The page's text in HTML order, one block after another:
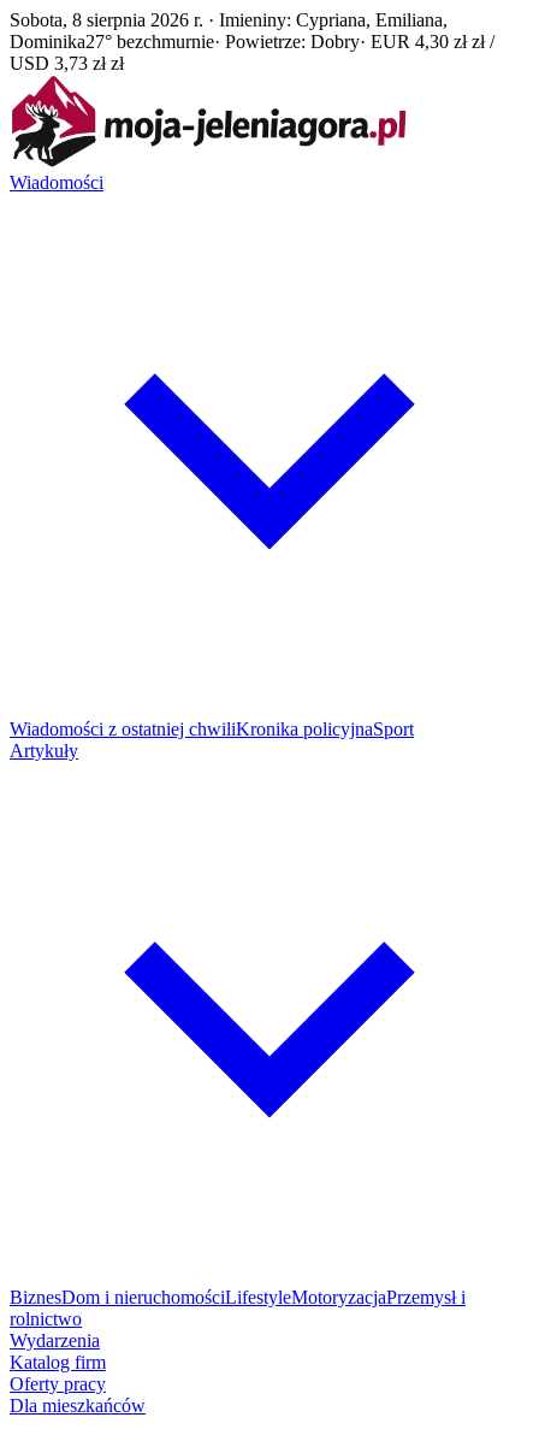
Sobota, 8 sierpnia 2026 r. · Imieniny: Cypriana, Emiliana,
Dominika27° bezchmurnie· Powietrze: Dobry· EUR 4,30 zł zł /
USD 3,73 zł zł
Wiadomości
Wiadomości z ostatniej chwiliKronika policyjnaSport
Artykuły
BiznesDom i nieruchomościLifestyleMotoryzacjaPrzemysł i
rolnictwo
Wydarzenia
Katalog firm
Oferty pracy
Dla mieszkańców